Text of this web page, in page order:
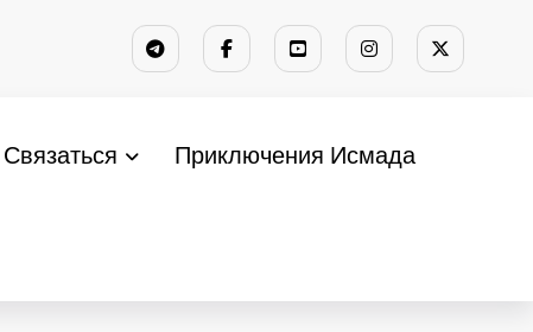
Связаться Приключения Исмада